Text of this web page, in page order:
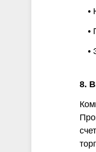
•
•
•
8.